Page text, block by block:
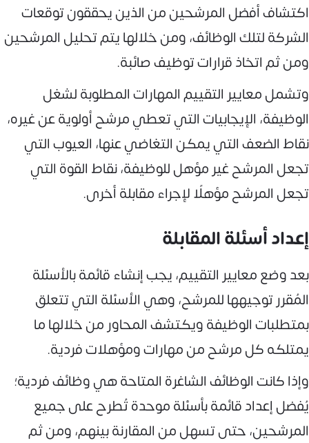
اكتشاف أفضل المرشحين من الذين يحققون توقعات
الشركة لتلك الوظائف، ومن خلالها يتم تحليل المرشحين
ومن ثم اتخاذ قرارات توظيف صائبة.
وتشمل معايير التقييم المهارات المطلوبة لشغل
الوظيفة، الإيجابيات التي تعطي مرشح أولوية عن غيره،
نقاط الضعف التي يمكن التغاضي عنها، العيوب التي
تجعل المرشح غير مؤهل للوظيفة، نقاط القوة التي
تجعل المرشح مؤهلًا لإجراء مقابلة أخرى.
إعداد أسئلة المقابلة
بعد وضع معايير التقييم، يجب إنشاء قائمة بالأسئلة
المُقرر توجيهها للمرشح، وهي الأسئلة التي تتعلق
بمتطلبات الوظيفة ويكتشف المحاور من خلالها ما
يمتلكه كل مرشح من مهارات ومؤهلات فردية.
وإذا كانت الوظائف الشاغرة المتاحة هي وظائف فردية؛
يُفضل إعداد قائمة بأسئلة موحدة تُطرح على جميع
المرشحين، حتى تسهل من المقارنة بينهم، ومن ثم